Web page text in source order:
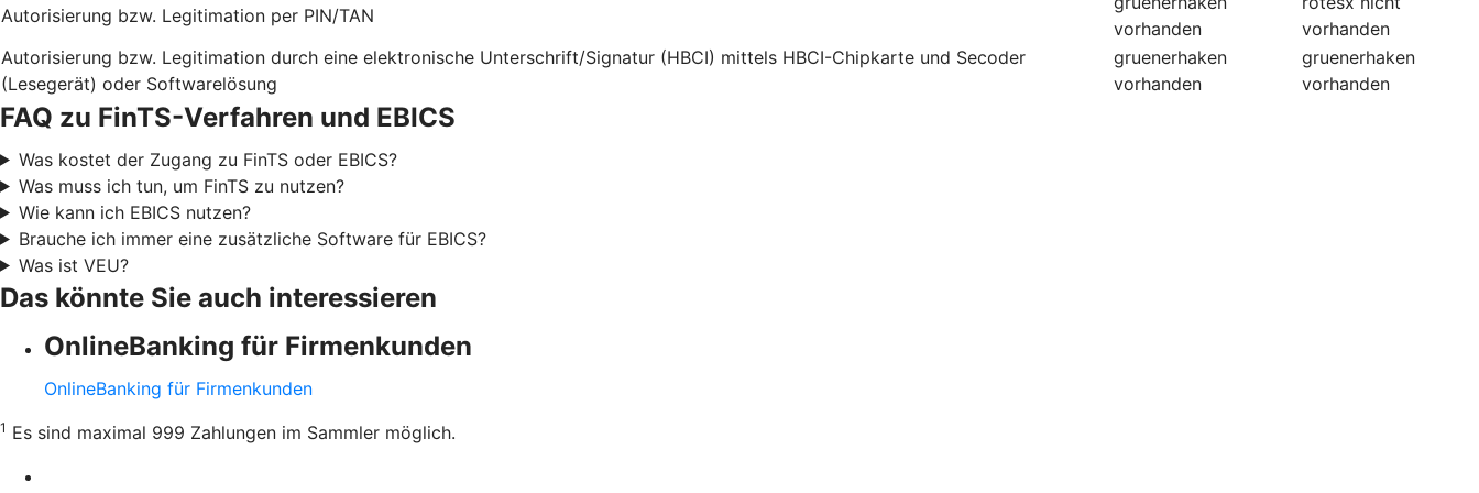
Autorisierung bzw. Legitimation per PIN/TAN
vorhanden
vorhanden
Autorisierung bzw. Legitimation durch eine elektronische Unterschrift/Signatur (HBCI) mittels HBCI-Chipkarte und Secoder
(Lesegerät) oder Softwarelösung
gruenerhaken
vorhanden
gruenerhaken
vorhanden
FAQ zu FinTS-Verfahren und EBICS
Was kostet der Zugang zu FinTS oder EBICS?
Was muss ich tun, um FinTS zu nutzen?
Wie kann ich EBICS nutzen?
Brauche ich immer eine zusätzliche Software für EBICS?
Was ist VEU?
Das könnte Sie auch interessieren
OnlineBanking für Firmenkunden
OnlineBanking für Firmenkunden
1 Es sind maximal 999 Zahlungen im Sammler möglich.